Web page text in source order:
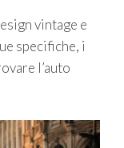
vintage e
specifiche, i
l’auto